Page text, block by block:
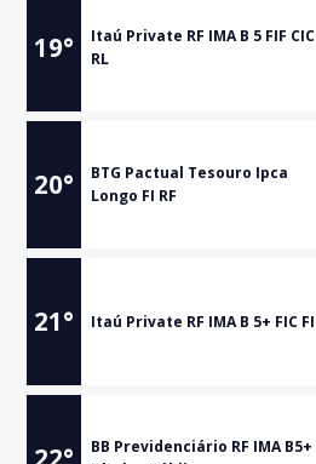
19°
Itaú Private RF IMA B 5 FIF CIC
RL
20°
BTG Pactual Tesouro Ipca
Longo FI RF
21° Itaú Private RF IMA B 5+ FIC FI
BB Previdenciário RF IMA B5+